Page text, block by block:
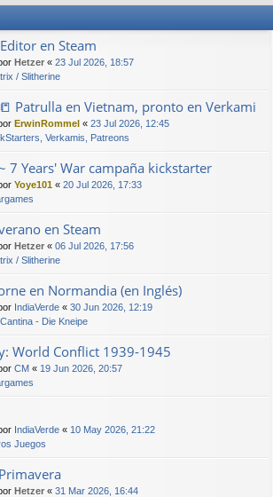
en Steam
Hetzer « 23 Jul 2026, 18:57
/ Slitherine
Patrulla en Vietnam, pronto en Verkami
ErwinRommel « 23 Jul 2026, 12:45
Verkamis, Patreons
7 Years' War campaña kickstarter
Yoye101 « 20 Jul 2026, 17:33
en Steam
Hetzer « 06 Jul 2026, 17:56
/ Slitherine
en Normandia (en Inglés)
IndiaVerde « 30 Jun 2026, 12:19
- Die Kneipe
World Conflict 1939-1945
CM « 19 Jun 2026, 20:57
IndiaVerde « 10 May 2026, 21:22
Juegos
Hetzer « 31 Mar 2026, 16:44